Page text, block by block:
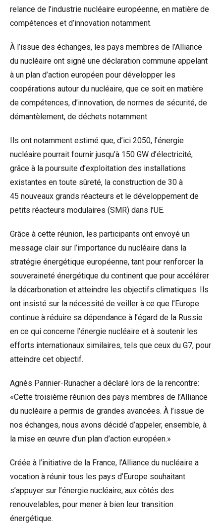
relance de l’industrie nucléaire européenne, en matière de
compétences et d’innovation notamment.
À l’issue des échanges, les pays membres de l’Alliance
du nucléaire ont signé une déclaration commune appelant
à un plan d’action européen pour développer les
coopérations autour du nucléaire, que ce soit en matière
de compétences, d’innovation, de normes de sécurité, de
démantèlement, de déchets notamment.
Ils ont notamment estimé que, d’ici 2050, l’énergie
nucléaire pourrait fournir jusqu’à 150 GW d’électricité,
grâce à la poursuite d’exploitation des installations
existantes en toute sûreté, la construction de 30 à
45 nouveaux grands réacteurs et le développement de
petits réacteurs modulaires (SMR) dans l’UE.
Grâce à cette réunion, les participants ont envoyé un
message clair sur l’importance du nucléaire dans la
stratégie énergétique européenne, tant pour renforcer la
souveraineté énergétique du continent que pour accélérer
la décarbonation et atteindre les objectifs climatiques. Ils
ont insisté sur la nécessité de veiller à ce que l’Europe
continue à réduire sa dépendance à l’égard de la Russie
en ce qui concerne l’énergie nucléaire et à soutenir les
efforts internationaux similaires, tels que ceux du G7, pour
atteindre cet objectif.
Agnès Pannier-Runacher a déclaré lors de la rencontre:
«Cette troisième réunion des pays membres de l’Alliance
du nucléaire a permis de grandes avancées. À l’issue de
nos échanges, nous avons décidé d’appeler, ensemble, à
la mise en œuvre d’un plan d’action européen.»
Créée à l’initiative de la France, l’Alliance du nucléaire a
vocation à réunir tous les pays d’Europe souhaitant
s’appuyer sur l’énergie nucléaire, aux côtés des
renouvelables, pour mener à bien leur transition
énergétique.